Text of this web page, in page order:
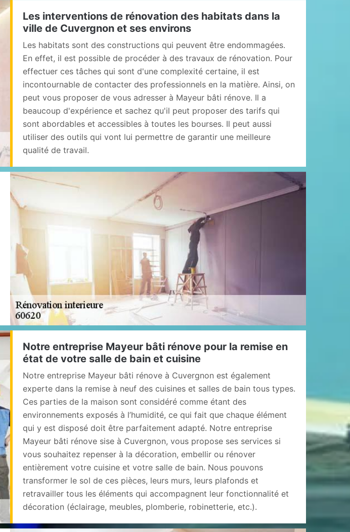
Les interventions de rénovation des habitats dans la
ville de Cuvergnon et ses environs
Les habitats sont des constructions qui peuvent être endommagées.
En effet, il est possible de procéder à des travaux de rénovation. Pour
effectuer ces tâches qui sont d'une complexité certaine, il est
incontournable de contacter des professionnels en la matière. Ainsi, on
peut vous proposer de vous adresser à Mayeur bâti rénove. Il a
beaucoup d'expérience et sachez qu'il peut proposer des tarifs qui
sont abordables et accessibles à toutes les bourses. Il peut aussi
utiliser des outils qui vont lui permettre de garantir une meilleure
qualité de travail.
Notre entreprise Mayeur bâti rénove pour la remise en
état de votre salle de bain et cuisine
Notre entreprise Mayeur bâti rénove à Cuvergnon est également
experte dans la remise à neuf des cuisines et salles de bain tous types.
Ces parties de la maison sont considéré comme étant des
environnements exposés à l’humidité, ce qui fait que chaque élément
qui y est disposé doit être parfaitement adapté. Notre entreprise
Mayeur bâti rénove sise à Cuvergnon, vous propose ses services si
vous souhaitez repenser à la décoration, embellir ou rénover
entièrement votre cuisine et votre salle de bain. Nous pouvons
transformer le sol de ces pièces, leurs murs, leurs plafonds et
retravailler tous les éléments qui accompagnent leur fonctionnalité et
décoration (éclairage, meubles, plomberie, robinetterie, etc.).